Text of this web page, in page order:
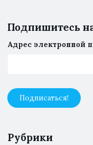
Подпишитесь
Адрес электронной
Рубрики